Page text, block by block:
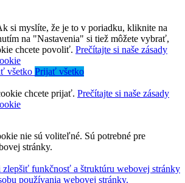
si myslíte, že je to v poriadku, kliknite na
na "Nastavenia" si tiež môžete vybrať,
chcete povoliť. Prečítajte si naše zásady
všetko Prijať všetko
chcete prijať. Prečítajte si naše zásady
nie sú voliteľné. Sú potrebné pre
stránky.
zlepšiť funkčnosť a štruktúru webovej stránky
používania webovej stránky.